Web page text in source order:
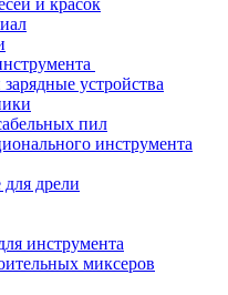
устройства
пил
инструмента
дрели
инструмента
миксеров